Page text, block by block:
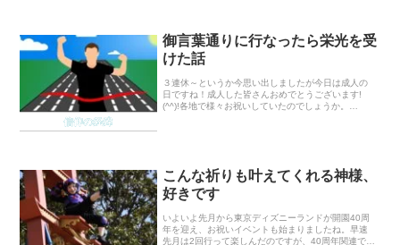
信仰の経緯
御言葉通りに行なったら栄光を受
けた話
３連休～というか今思い出しましたが今日は成人の
日ですね！成人した皆さんおめでとうございます!
(^^)!各地で様々お祝いしていたのでしょうか。
こんな祈りも叶えてくれる神様、
好きです
いよいよ先月から東京ディズニーランドが開園40周
年を迎え、お祝いイベントも始まりましたね。早速
先月は2回行って楽しんだのですが、40周年関連でま